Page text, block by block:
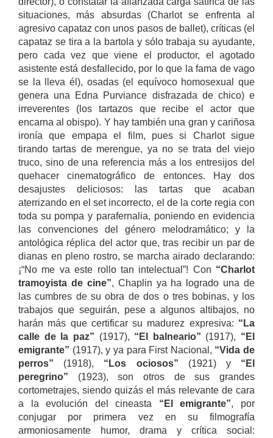
situaciones, más absurdas (Charlot se enfrenta al
agresivo capataz con unos pasos de ballet), críticas (el
capataz se tira a la bartola y sólo trabaja su ayudante,
pero cada vez que viene el productor, el agotado
asistente está desfallecido, por lo que la fama de vago
se la lleva él), osadas (el equívoco homosexual que
genera una Edna Purviance disfrazada de chico) e
irreverentes (los tartazos que recibe el actor que
encarna al obispo). Y hay también una gran y cariñosa
ironía que empapa el film, pues si Charlot sigue
tirando tartas de merengue, ya no se trata del viejo
truco, sino de una referencia más a los entresijos del
quehacer cinematográfico de entonces. Hay dos
desajustes deliciosos: las tartas que acaban
aterrizando en el set incorrecto, el de la corte regia con
toda su pompa y parafernalia, poniendo en evidencia
las convenciones del género melodramático; y la
antológica réplica del actor que, tras recibir un par de
dianas en pleno rostro, se marcha airado declarando:
¡“No me va este rollo tan intelectual”! Con “Charlot
tramoyista de cine”, Chaplin ya ha logrado una de
las cumbres de su obra de dos o tres bobinas, y los
trabajos que seguirán, pese a algunos altibajos, no
harán más que certificar su madurez expresiva: “La
calle de la paz” (1917), “El balneario” (1917), “El
emigrante” (1917), y ya para First Nacional, “Vida de
perros” (1918), “Los ociosos” (1921) y“El
peregrino” (1923), son otros de sus grandes
cortometrajes, siendo quizás el más relevante de cara
a la evolución del cineasta “El emigrante”, por
conjugar por primera vez en su filmografía
armoniosamente humor, drama y crítica social: